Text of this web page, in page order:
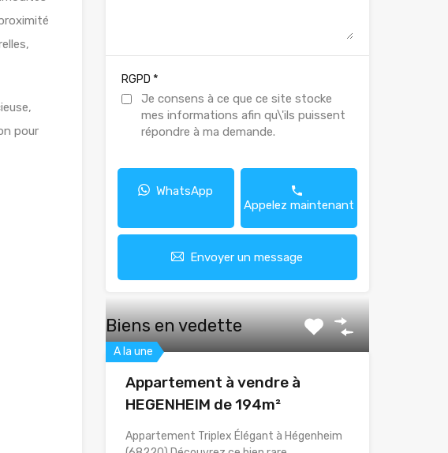
pour
RGPD *
Je consens à ce que ce site stocke
mes informations afin qu\'ils puissent
répondre à ma demande.
WhatsApp
Appelez maintenant
Envoyer un message
Biens en vedette
A la une
Appartement à vendre à
HEGENHEIM de 194m²
Appartement Triplex Élégant à Hégenheim